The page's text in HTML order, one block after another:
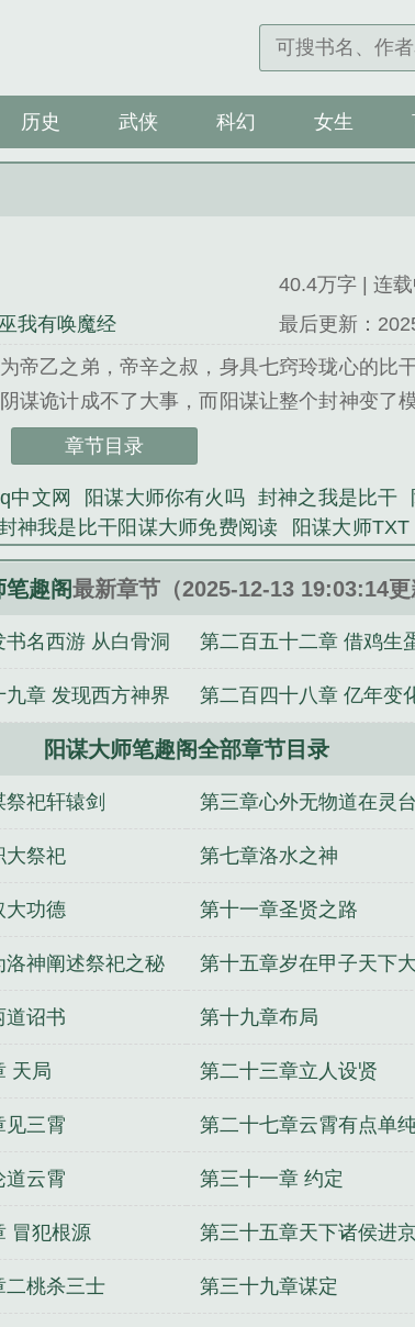
历史 武侠 科幻 女生
40.4万字 | 连载
我有唤魔经
最后更新：
为帝乙之弟，帝辛之叔，身具七窍玲珑心的
谋诡计成不了大事，而阳谋让整个封神变
有火吗精心创作的言情类小说。
章节目录
中文网 阳谋大师你有火吗 封神之我是比干
神我是比干阳谋大师免费阅读 阳谋大师TXT
我比干阳谋大师免费观看 阳谋大师 第502章
笔趣阁最新章节（2025-12-13 19:03:14更
书名西游 从白骨洞
真仙
第二百五十二章 借鸡生
辟地大结局
九章 发现西方神界 第二百四十八章 亿年变
三道圣人
阳谋大师笔趣阁全部章节目录
祀轩辕剑 第三章心外无物道在灵台
大祭祀 第七章洛水之神
大功德 第十一章圣贤之路
洛神阐述祭祀之秘 第十五章岁在甲子天下
道诏书 第十九章布局
天局 第二十三章立人设贤
见三霄 第二十七章云霄有点单
道云霄 第三十一章 约定
冒犯根源 第三十五章天下诸侯进
二桃杀三士 第三十九章谋定